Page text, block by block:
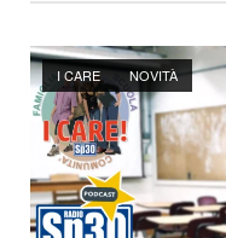
I CARE NOVITÀ
Open post